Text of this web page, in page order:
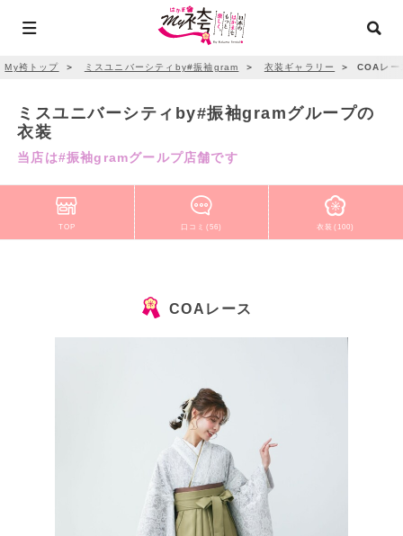
My袴トップ ＞ ミスユニバーシティby#振袖gram ＞ 衣装ギャラリー ＞ COAレー
ミスユニバーシティby#振袖gramグループの
衣装
当店は#振袖gramグールプ店舗です
TOP 口コミ(56) 衣装(100)
COAレース